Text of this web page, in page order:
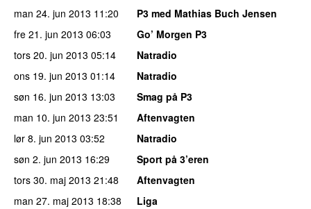
man 24. jun 2013 11:20
P3 med Mathias Buch Jensen
fre 21. jun 2013 06:03
Go’ Morgen P3
tors 20. jun 2013 05:14
Natradio
ons 19. jun 2013 01:14
Natradio
søn 16. jun 2013 13:03
Smag på P3
man 10. jun 2013 23:51
Aftenvagten
lør 8. jun 2013 03:52
Natradio
søn 2. jun 2013 16:29
Sport på 3’eren
tors 30. maj 2013 21:48
Aftenvagten
man 27. maj 2013 18:38 Liga